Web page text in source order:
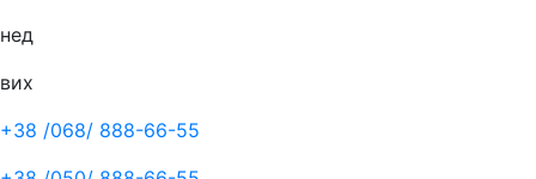
нед
вих
+38 /068/ 888-66-55